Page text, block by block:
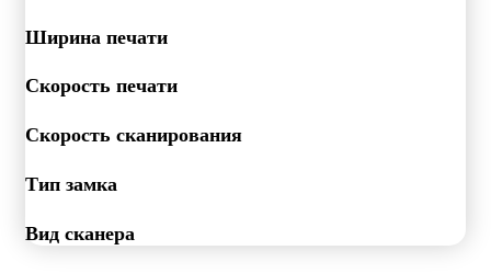
Ширина печати
Скорость печати
Скорость сканирования
Тип замка
Вид сканера